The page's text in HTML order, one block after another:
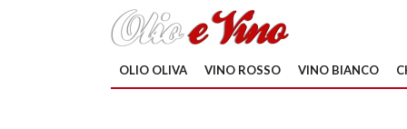
OLIO OLIVA VINO ROSSO VINO BIANCO